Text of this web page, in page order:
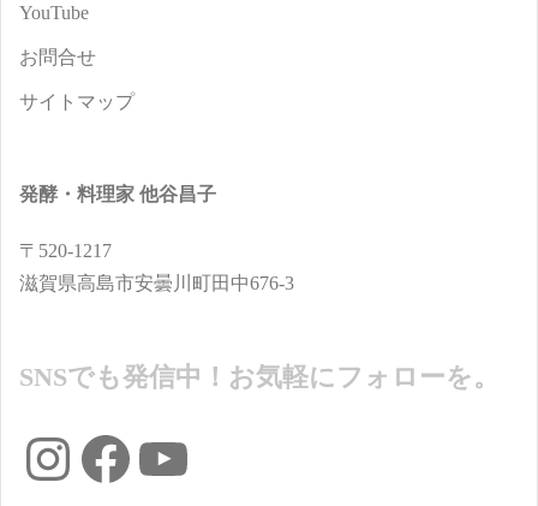
YouTube
お問合せ
サイトマップ
発酵・料理家 他谷昌子
〒520-1217
滋賀県高島市安曇川町田中676-3
SNSでも発信中！お気軽にフォローを。
InstagramFacebookYouTube